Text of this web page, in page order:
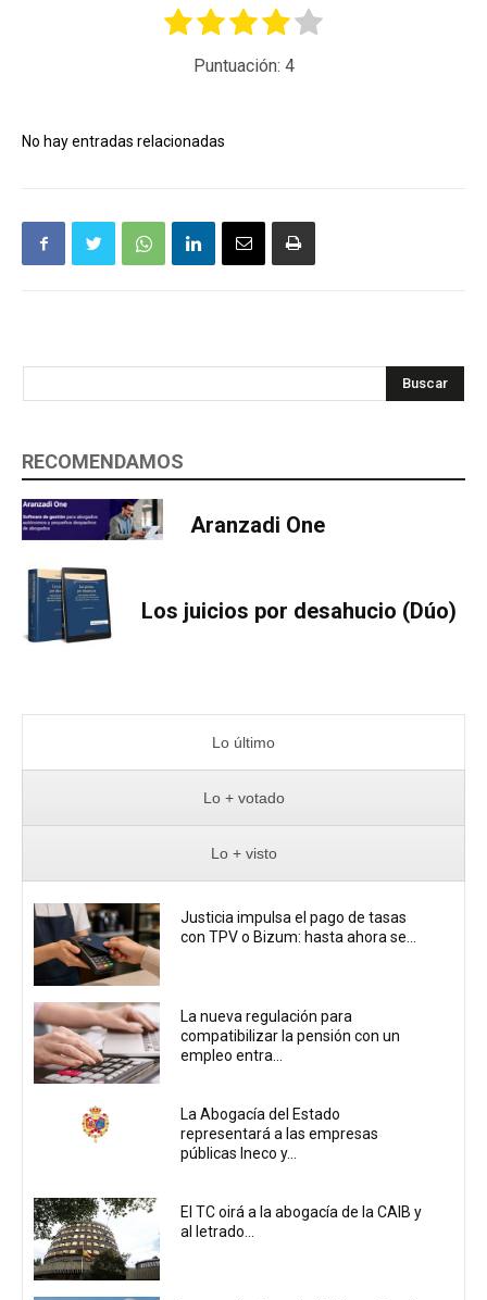
Puntuación: 4
No hay entradas relacionadas
Buscar
RECOMENDAMOS
Aranzadi One
Los juicios por desahucio (Dúo)
Lo último
Lo + votado
Lo + visto
Justicia impulsa el pago de tasas
con TPV o Bizum: hasta ahora se...
La nueva regulación para
compatibilizar la pensión con un
empleo entra...
La Abogacía del Estado
representará a las empresas
públicas Ineco y...
El TC oirá a la abogacía de la CAIB y
al letrado...